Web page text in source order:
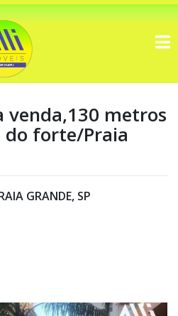
metros
do forte/Praia
GRANDE, SP